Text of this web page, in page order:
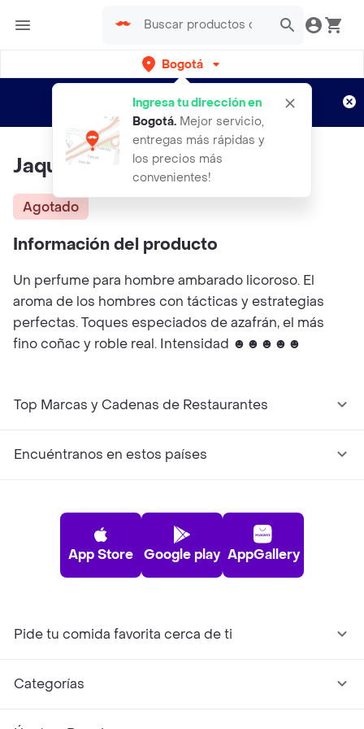
Bogotá
Ingresa tu dirección en
Bogotá. Mejor servicio,
entregas más rápidas y
los precios más
convenientes!
envíos gratis por semanas
Aplican TyC
Jaque Parfum YANBAL
Agotado
Información del producto
Un perfume para hombre ambarado licoroso. El
aroma de los hombres con tácticas y estrategias
perfectas. Toques especiados de azafrán, el más
fino coñac y roble real. Intensidad ☻☻☻☻☻
Top Marcas y Cadenas de Restaurantes
Encuéntranos en estos países
App Store Google play AppGallery
Pide tu comida favorita cerca de ti
Categorías